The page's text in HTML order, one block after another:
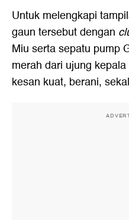
Untuk melengkapi
gaun tersebut dengan
Miu serta sepatu pump
merah dari ujung
kesan kuat, berani,